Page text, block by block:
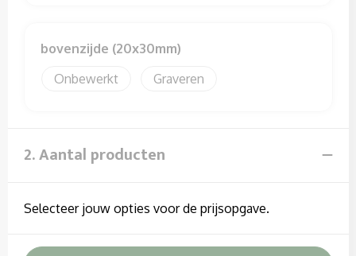
T-Shirts
Veiligheidssignalering en Verlichting
Vesten
bovenzijde (20x30mm)
Onbewerkt
Graveren
2. Aantal producten
Selecteer jouw opties voor de prijsopgave.